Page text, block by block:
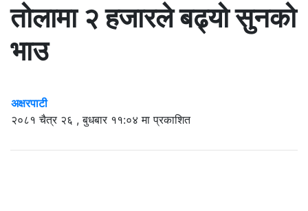
तोलामा २ हजारले बढ्यो सुनको
भाउ
अक्षरपाटी
२०८१ चैत्र २६ , बुधबार ११:०४ मा प्रकाशित